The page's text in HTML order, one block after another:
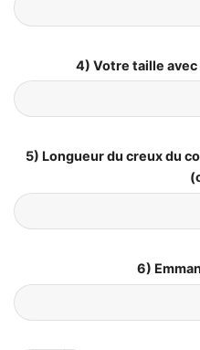
4) Votre taille
5) Longueur du creux du
6)